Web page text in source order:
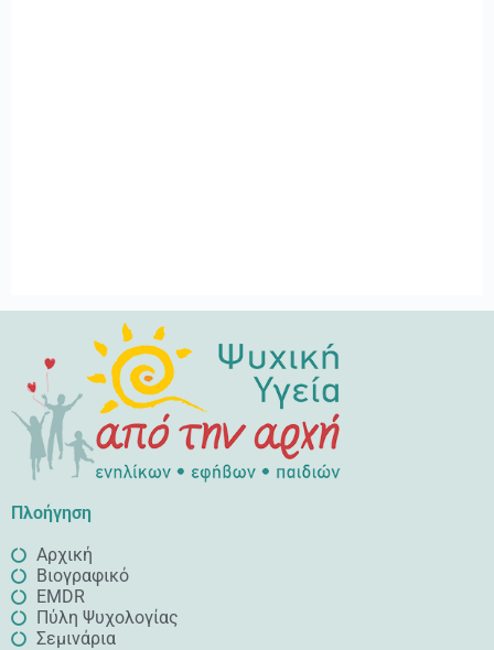
Πλοήγηση
Αρχική
Βιογραφικό
EMDR
Πύλη Ψυχολογίας
Σεμινάρια